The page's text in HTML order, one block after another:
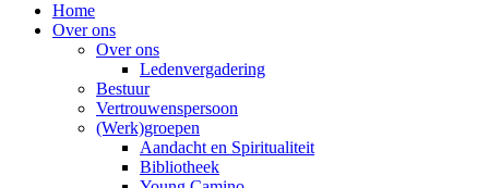
Home
Over ons
Over ons
Ledenvergadering
Bestuur
Vertrouwenspersoon
(Werk)groepen
Aandacht en Spiritualiteit
Bibliotheek